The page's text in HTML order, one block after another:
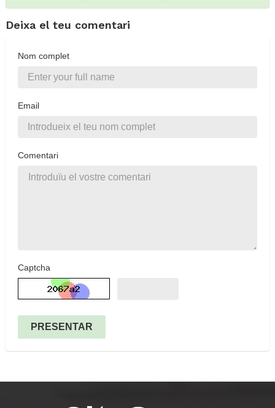
Deixa el teu comentari
Nom complet
Email
Comentari
Captcha
PRESENTAR